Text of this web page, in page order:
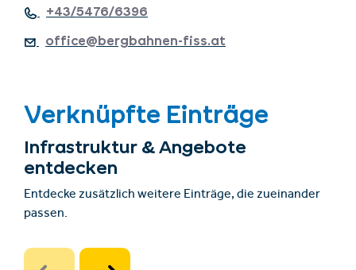
+43/5476/6396
office@bergbahnen-fiss.at
Verknüpfte Einträge
Infrastruktur & Angebote
entdecken
Entdecke zusätzlich weitere Einträge, die zueinander
passen.